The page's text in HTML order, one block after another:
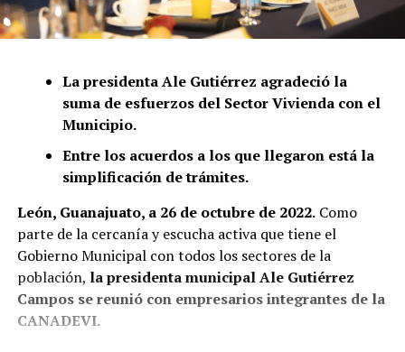
La presidenta Ale Gutiérrez agradeció la
suma de esfuerzos del Sector Vivienda con el
Municipio.
Entre los acuerdos a los que llegaron está la
simplificación de trámites.
León, Guanajuato, a 26 de octubre de 2022.Como
parte de la cercanía y escucha activa que tiene el
Gobierno Municipal con todos los sectores de la
población, la presidenta municipal Ale Gutiérrez
Campos se reunió con empresarios integrantes de la
CANADEVI.